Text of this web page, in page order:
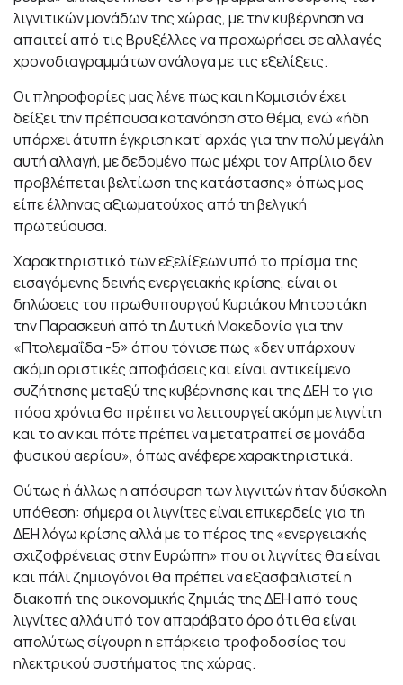
λιγνιτικών μονάδων της χώρας, με την κυβέρνηση να
απαιτεί από τις Βρυξέλλες να προχωρήσει σε αλλαγές
χρονοδιαγραμμάτων ανάλογα με τις εξελίξεις.
Οι πληροφορίες μας λένε πως και η Κομισιόν έχει
δείξει την πρέπουσα κατανόηση στο θέμα, ενώ «ήδη
υπάρχει άτυπη έγκριση κατ’ αρχάς για την πολύ μεγάλη
αυτή αλλαγή, με δεδομένο πως μέχρι τον Απρίλιο δεν
προβλέπεται βελτίωση της κατάστασης» όπως μας
είπε έλληνας αξιωματούχος από τη βελγική
πρωτεύουσα.
Χαρακτηριστικό των εξελίξεων υπό το πρίσμα της
εισαγόμενης δεινής ενεργειακής κρίσης, είναι οι
δηλώσεις του πρωθυπουργού Κυριάκου Μητσοτάκη
την Παρασκευή από τη Δυτική Μακεδονία για την
«Πτολεμαΐδα -5» όπου τόνισε πως «δεν υπάρχουν
ακόμη οριστικές αποφάσεις και είναι αντικείμενο
συζήτησης μεταξύ της κυβέρνησης και της ΔΕΗ το για
πόσα χρόνια θα πρέπει να λειτουργεί ακόμη με λιγνίτη
και το αν και πότε πρέπει να μετατραπεί σε μονάδα
φυσικού αερίου», όπως ανέφερε χαρακτηριστικά.
Ούτως ή άλλως η απόσυρση των λιγνιτών ήταν δύσκολη
υπόθεση: σήμερα οι λιγνίτες είναι επικερδείς για τη
ΔΕΗ λόγω κρίσης αλλά με το πέρας της «ενεργειακής
σχιζοφρένειας στην Ευρώπη» που οι λιγνίτες θα είναι
και πάλι ζημιογόνοι θα πρέπει να εξασφαλιστεί η
διακοπή της οικονομικής ζημιάς της ΔΕΗ από τους
λιγνίτες αλλά υπό τον απαράβατο όρο ότι θα είναι
απολύτως σίγουρη η επάρκεια τροφοδοσίας του
ηλεκτρικού συστήματος της χώρας.